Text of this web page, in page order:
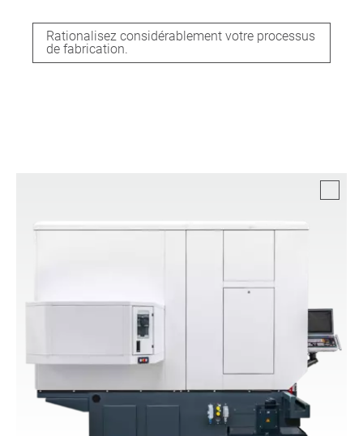
Rationalisez considérablement votre processus
de fabrication.